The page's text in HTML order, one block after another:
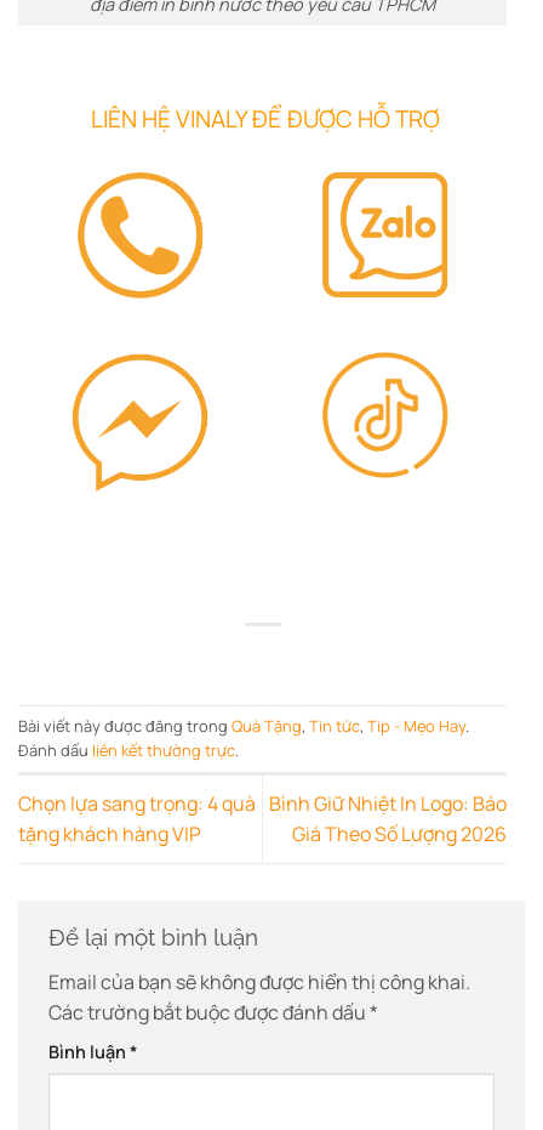
LIÊN HỆ VINALY ĐỂ ĐƯỢC HỖ TRỢ
Bài viết này được đăng trong Quà Tặng, Tin tức, Tip - Mẹo Hay.
Đánh dấu liên kết thường trực.
Chọn lựa sang trọng: 4 quà
tặng khách hàng VIP
Bình Giữ Nhiệt In Logo: Báo
Giá Theo Số Lượng 2026
Để lại một bình luận
Email của bạn sẽ không được hiển thị công khai.
Các trường bắt buộc được đánh dấu*
Bình luận *